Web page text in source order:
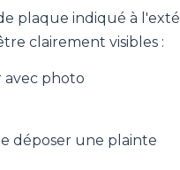
plaque indiqué à
clairement visibles :
avec photo
déposer une plainte